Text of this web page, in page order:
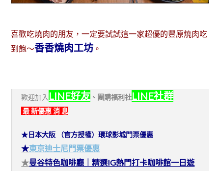
喜歡吃燒肉的朋友，一定要試試這一家超優的豐原燒肉吃
到飽～香香燒肉工坊 。
歡迎加入 LINE好友 、 團購福利社LINE社群
最 新優惠 消 息
★日本大阪 （官方授權）環球影城門票優惠
★東京迪士尼門票優惠
★曼谷特色咖啡廳｜精選IG熱門打卡咖啡館一日遊